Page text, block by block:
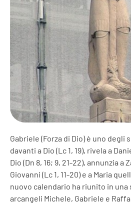
Gabriele (Forza di Dio) è uno degli
davanti a Dio (Lc 1, 19), rivela a
Dio (Dn 8, 16; 9, 21-22), annunzia a
Giovanni (Lc 1, 11-20) e a Maria
nuovo calendario ha riunito in
arcangeli Michele, Gabriele e